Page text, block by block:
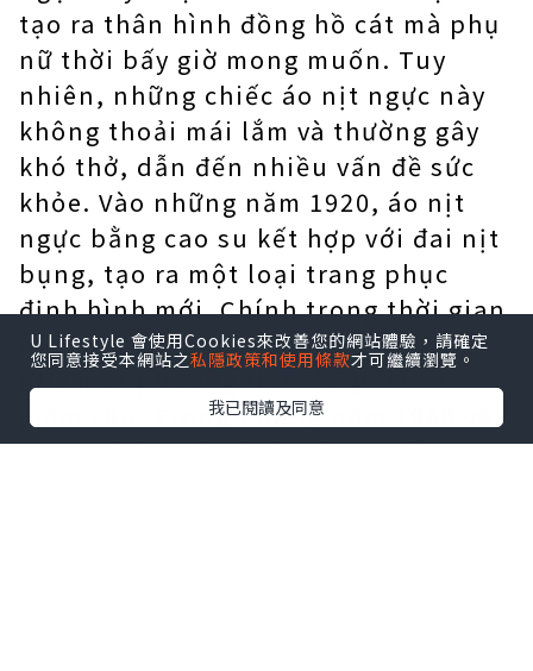
tạo ra thân hình đồng hồ cát mà phụ
nữ thời bấy giờ mong muốn. Tuy
nhiên, những chiếc áo nịt ngực này
không thoải mái lắm và thường gây
khó thở, dẫn đến nhiều vấn đề sức
khỏe. Vào những năm 1920, áo nịt
ngực bằng cao su kết hợp với đai nịt
bụng, tạo ra một loại trang phục
định hình mới. Chính trong thời gian
này, phụ nữ bắt đầu mặc đồ tập eo
như một phương tiện để giảm cân và
giảm cân. Trong những năm 1960 và
1970, những chiếc áo tập eo vẫn
U Lifestyle 會使用Cookies來改善您的網站體驗，請確定
您同意接受本網站之私隱政策和使用條款才可繼續瀏覽。
我已閱讀及同意